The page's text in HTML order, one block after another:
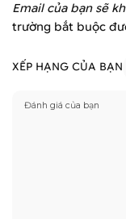
Email của bạn sẽ
trường bắt buộc
XẾP HẠNG CỦA BẠN